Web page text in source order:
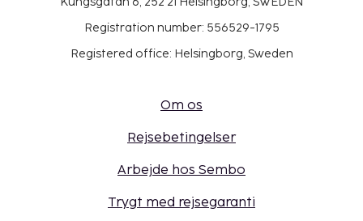
Registration number: 556529-1795
Registered office: Helsingborg, Sweden
Om os
Rejsebetingelser
Arbejde hos Sembo
Trygt med rejsegaranti